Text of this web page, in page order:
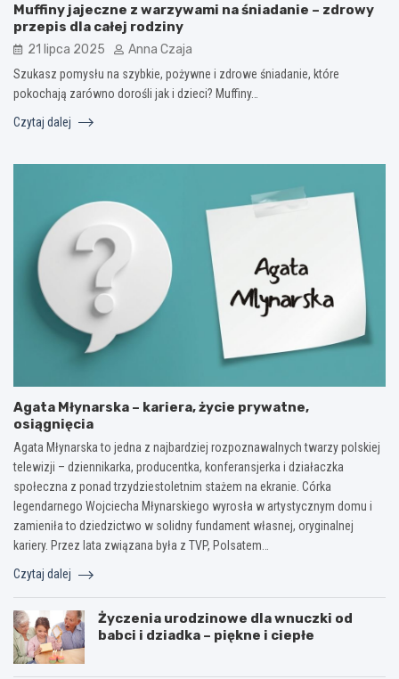
Muffiny jajeczne z warzywami na śniadanie – zdrowy
przepis dla całej rodziny
21 lipca 2025 Anna Czaja
Szukasz pomysłu na szybkie, pożywne i zdrowe śniadanie, które
pokochają zarówno dorośli jak i dzieci? Muffiny…
Czytaj dalej
Agata Młynarska – kariera, życie prywatne,
osiągnięcia
Agata Młynarska to jedna z najbardziej rozpoznawalnych twarzy polskiej
telewizji – dziennikarka, producentka, konferansjerka i działaczka
społeczna z ponad trzydziestoletnim stażem na ekranie. Córka
legendarnego Wojciecha Młynarskiego wyrosła w artystycznym domu i
zamieniła to dziedzictwo w solidny fundament własnej, oryginalnej
kariery. Przez lata związana była z TVP, Polsatem…
Czytaj dalej
Życzenia urodzinowe dla wnuczki od
babci i dziadka – piękne i ciepłe